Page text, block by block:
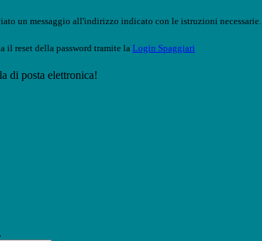
un messaggio all'indirizzo indicato con le istruzioni necessarie.
il reset della password tramite la Login Spaggiari
di posta elettronica!